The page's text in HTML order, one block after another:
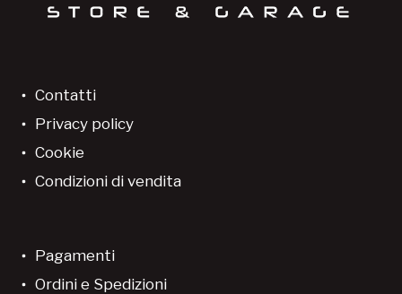
Contatti
Privacy policy
Cookie
Condizioni di vendita
Pagamenti
Ordini e Spedizioni